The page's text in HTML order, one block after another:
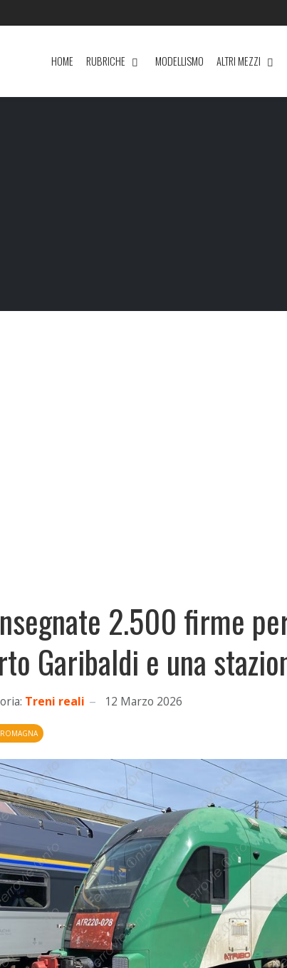
HOME RUBRICHE MODELLISMO ALTRI MEZZI
2.500 firme
Garibaldi e una
Treni reali 12 Marzo 2026